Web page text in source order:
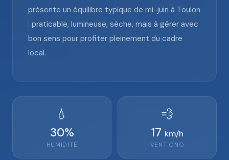
présente un équilibre typique de mi-juin à Toulon
: praticable, lumineuse, sèche, mais à gérer avec
bon sens pour profiter pleinement du cadre
local.
💧
30%
HUMIDITÉ
💨
17 km/h
VENT ONO